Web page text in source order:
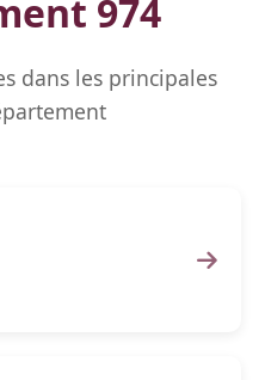
974
dans les principales